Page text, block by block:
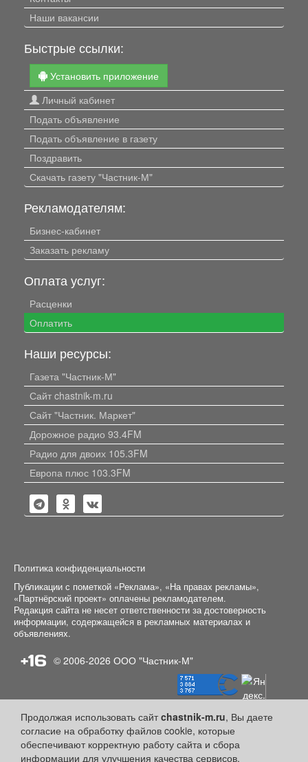
Продолжая использовать сайтchastnik-m.ru, Вы даете
согласие на обработку файлов cookie, которые
обеспечивают корректную работу сайта и сбора
информации для улучшения качества сервисов.
Наши вакансии
Быстрые ссылки:
Установить приложение
Личный кабинет
Подать объявление
Подать объявление в газету
Поздравить
Скачать газету "Частник-М"
Рекламодателям:
Бизнес-кабинет
Заказать рекламу
Оплата услуг:
Расценки
Оплатить
Наши ресурсы:
Газета "Частник-М"
Сайт chastnik-m.ru
Сайт "Частник. Маркет"
Дорожное радио 93.4FM
Радио для двоих 105.3FM
Европа плюс 103.3FM
Политика конфиденциальности
Публикации с пометкой «Реклама», «На правах рекламы»,
«Партнёрский проект» оплачены рекламодателем.
Редакция сайта не несет ответственности за достоверность
информации, содержащейся в рекламных материалах и
объявлениях.
+16 © 2006-2026 ООО "Частник-М"